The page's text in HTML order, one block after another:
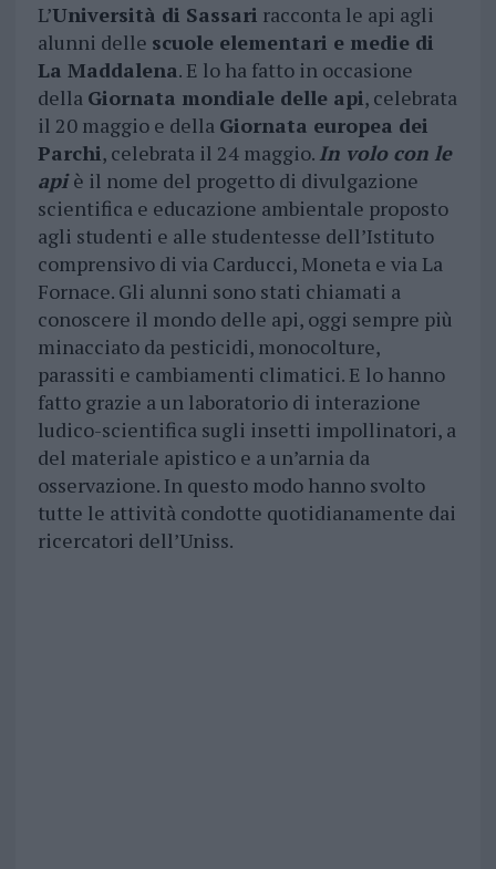
L’Università di Sassari racconta le api agli
alunni delle scuole elementari e medie di
La Maddalena. E lo ha fatto in occasione
della Giornata mondiale delle api, celebrata
il 20 maggio e della Giornata europea dei
Parchi, celebrata il 24 maggio. In volo con le
api è il nome del progetto di divulgazione
scientifica e educazione ambientale proposto
agli studenti e alle studentesse dell’Istituto
comprensivo di via Carducci, Moneta e via La
Fornace. Gli alunni sono stati chiamati a
conoscere il mondo delle api, oggi sempre più
minacciato da pesticidi, monocolture,
parassiti e cambiamenti climatici. E lo hanno
fatto grazie a un laboratorio di interazione
ludico-scientifica sugli insetti impollinatori, a
del materiale apistico e a un’arnia da
osservazione. In questo modo hanno svolto
tutte le attività condotte quotidianamente dai
ricercatori dell’Uniss.